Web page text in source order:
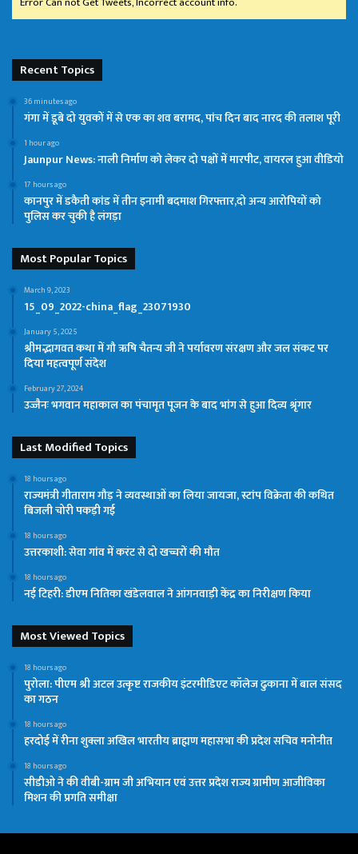
Recent Topics
36 minutes ago
गंगा में डूबे दो युवकों में से एक का शव बरामद, पांच दिन बाद नारद की तलाश पूरी
1 hour ago
Jaunpur News: नाली निर्माण को लेकर दो पक्षों में मारपीट, वायरल हुआ वीडियो
17 hours ago
कानपुर में डकैती कांड में तीन इनामी बदमाश गिरफ्तार,दो अन्य आरोपियों को
पुलिस कर चुकी है लंगड़ा
Most Popular Topics
March 9, 2023
15_09_2022-china_flag_23071930
January 5, 2025
श्रीमद्भागवत कथा में गौ ऋषि चैतन्य जी ने पर्यावरण संरक्षण और जल संकट पर
दिया महत्वपूर्ण संदेश
February 27, 2024
उज्जैनः भगवान महाकाल का पंचामृत पूजन के बाद भांग से हुआ दिव्य श्रृंगार
Last Modified Topics
18 hours ago
राज्यमंत्री गीताराम गौड़ ने व्यवस्थाओं का लिया जायजा, स्टांप विक्रेता की कथित
बिजली चोरी पकड़ी गई
18 hours ago
उत्तरकाशी: सेवा गांव में करंट से दो खच्चरों की मौत
18 hours ago
नई टिहरी: डीएम नितिका खंडेलवाल ने आंगनवाड़ी केंद्र का निरीक्षण किया
Most Viewed Topics
18 hours ago
पुरोला: पीएम श्री अटल उत्कृष्ट राजकीय इंटरमीडिएट कॉलेज ढुकाना में बाल संसद
का गठन
18 hours ago
हरदोई में रीना शुक्ला अखिल भारतीय ब्राह्मण महासभा की प्रदेश सचिव मनोनीत
18 hours ago
सीडीओ ने की वीबी-ग्राम जी अभियान एवं उत्तर प्रदेश राज्य ग्रामीण आजीविका
मिशन की प्रगति समीक्षा